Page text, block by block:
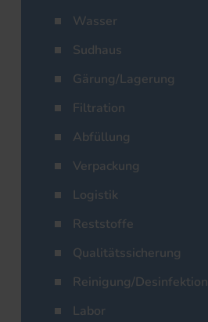
Wasser
Sudhaus
Gärung/Lagerung
Filtration
Abfüllung
Verpackung
Logistik
Reststoffe
Qualitätssicherung
Reinigung/Desinfektion
Labor